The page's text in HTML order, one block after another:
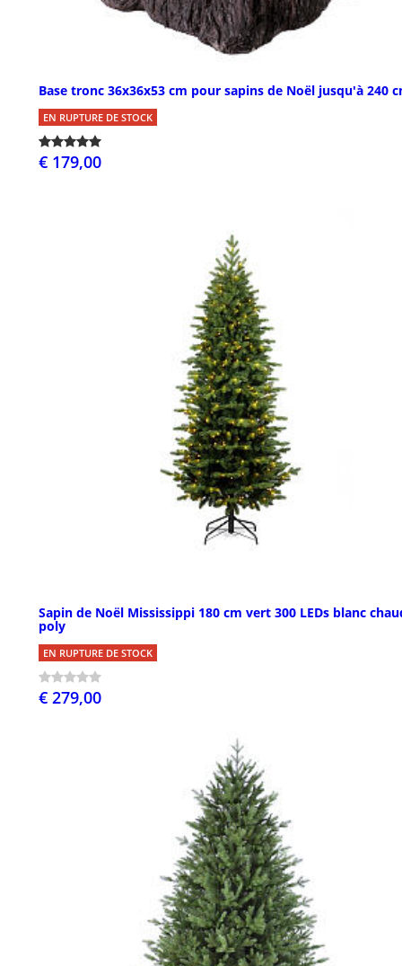
Base tronc 36x36x53 cm pour sapins de Noël jusqu'à 240
EN RUPTURE DE STOCK
€ 179,00
Sapin de Noël Mississippi 180 cm vert 300 LEDs blanc
poly
EN RUPTURE DE STOCK
€ 279,00